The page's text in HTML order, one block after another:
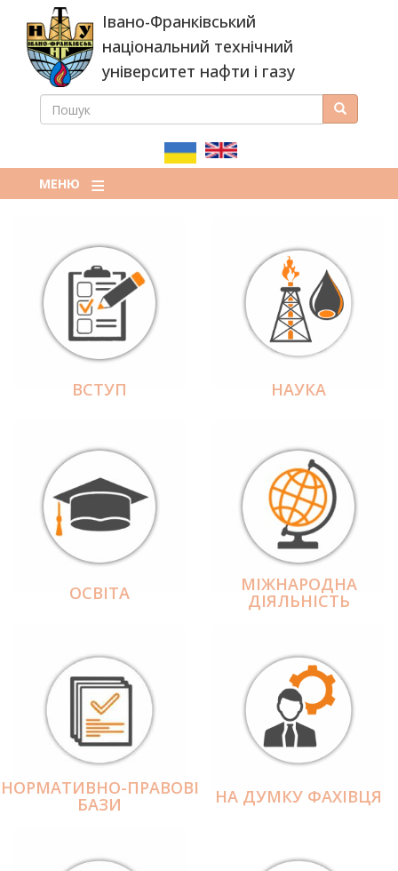
основного
вмісту
Івано-Франківський
національний технічний
університет нафти і газу
ПОШУКОВА
ПОШУК Пошук
МЕНЮ
ВСТУП НАУКА
ОСВІТА МІЖНАРОДНА
ДІЯЛЬНІCТЬ
НОРМАТИВНО-ПРАВОВІ
БАЗИ НА ДУМКУ ФАХІВЦЯ